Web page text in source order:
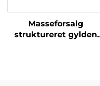
Masseforsalg
struktureret gylden